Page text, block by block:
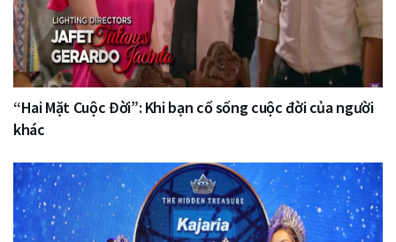
“Hai Mặt Cuộc Đời”: Khi bạn cố sống cuộc đời của người
khác